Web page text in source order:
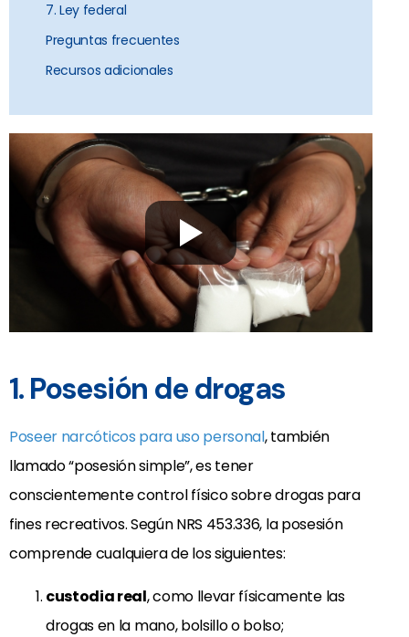
7. Ley federal
Preguntas frecuentes
Recursos adicionales
1. Posesión de drogas
Poseer narcóticos para uso personal, también
llamado “posesión simple”, es tener
conscientemente control físico sobre drogas para
fines recreativos. Según NRS 453.336, la posesión
comprende cualquiera de los siguientes:
custodia real, como llevar físicamente las
drogas en la mano, bolsillo o bolso;